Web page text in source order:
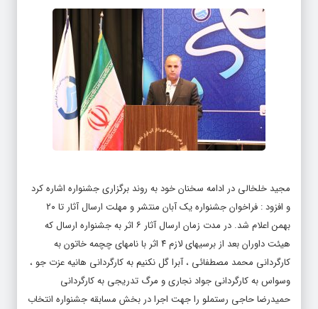
مجید خلخالی در ادامه سخنان خود به روند برگزاری جشنواره اشاره کرد
و افزود : فراخوان جشنواره یک آبان منتشر و مهلت ارسال آثار تا ۲۰
بهمن اعلام شد. در مدت زمان ارسال آثار ۶ اثر به جشنواره ارسال که
هیئت داوران بعد از برسیهای لازم ۴ اثر با نامهای چچمه خاتون به
کارگردانی محمد مصطفائی ، آبرا گل نکنیم به کارگردانی هانیه عزت جو ،
وسواس به کارگردانی جواد نجاری و مرگ تدریجی به کارگردانی
حمیدرضا حاجی رستملو را جهت اجرا در بخش مسابقه جشنواره انتخاب